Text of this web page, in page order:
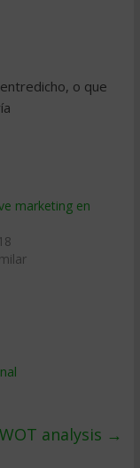
o que
marketing en
analysis →